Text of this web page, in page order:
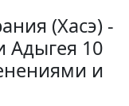
(Хасэ) -
Адыгея 10
и